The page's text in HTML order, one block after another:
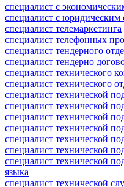
специалист с
специалист с юридическим
специалист телемаркетинга
специалист телефонных
специалист тендерного
специалист тендерно
специалист технического
специалист технического
специалист технической
специалист технической
специалист технической
специалист технической
специалист технической
специалист технической
специалист технической
языка
специалист технической